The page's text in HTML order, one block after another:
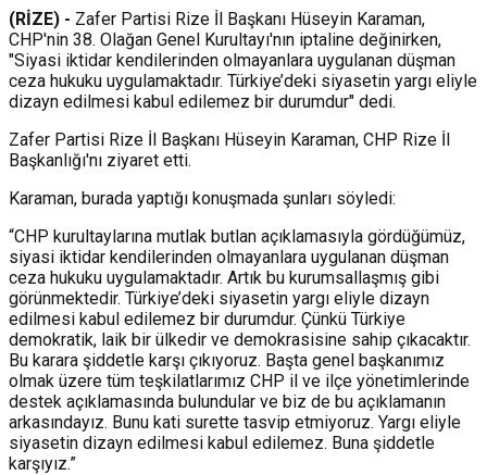
(RİZE) - Zafer Partisi Rize İl Başkanı Hüseyin Karaman,
CHP'nin 38. Olağan Genel Kurultayı'nın iptaline değinirken,
"Siyasi iktidar kendilerinden olmayanlara uygulanan düşman
ceza hukuku uygulamaktadır. Türkiye’deki siyasetin yargı eliyle
dizayn edilmesi kabul edilemez bir durumdur" dedi.
Zafer Partisi Rize İl Başkanı Hüseyin Karaman, CHP Rize İl
Başkanlığı'nı ziyaret etti.
Karaman, burada yaptığı konuşmada şunları söyledi:
“CHP kurultaylarına mutlak butlan açıklamasıyla gördüğümüz,
siyasi iktidar kendilerinden olmayanlara uygulanan düşman
ceza hukuku uygulamaktadır. Artık bu kurumsallaşmış gibi
görünmektedir. Türkiye’deki siyasetin yargı eliyle dizayn
edilmesi kabul edilemez bir durumdur. Çünkü Türkiye
demokratik, laik bir ülkedir ve demokrasisine sahip çıkacaktır.
Bu karara şiddetle karşı çıkıyoruz. Başta genel başkanımız
olmak üzere tüm teşkilatlarımız CHP il ve ilçe yönetimlerinde
destek açıklamasında bulundular ve biz de bu açıklamanın
arkasındayız. Bunu kati surette tasvip etmiyoruz. Yargı eliyle
siyasetin dizayn edilmesi kabul edilemez. Buna şiddetle
karşıyız.”